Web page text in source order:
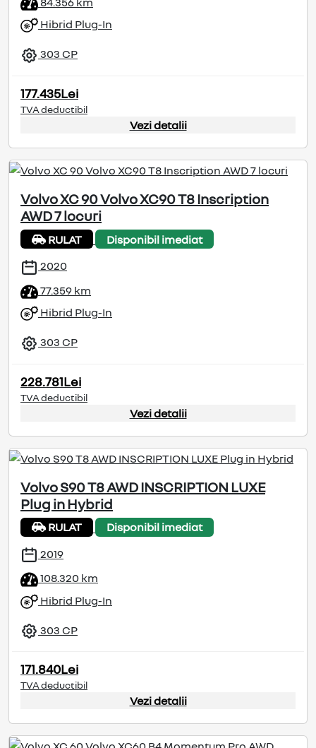
Hibrid Plug-In
303 CP
177.435Lei
TVA deductibil
Vezi detalii
Volvo XC 90 Volvo XC90 T8 Inscription
AWD 7 locuri
RULAT
Disponibil imediat
2020
77.359 km
Hibrid Plug-In
303 CP
228.781Lei
TVA deductibil
Vezi detalii
Volvo S90 T8 AWD INSCRIPTION LUXE
Plug in Hybrid
RULAT
Disponibil imediat
2019
108.320 km
Hibrid Plug-In
303 CP
171.840Lei
TVA deductibil
Vezi detalii